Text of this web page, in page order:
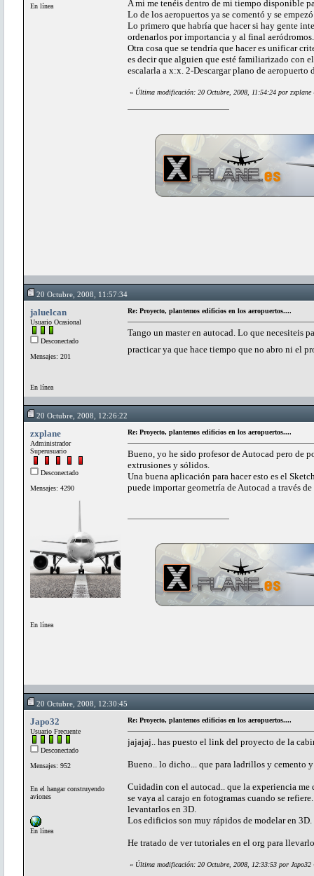
En línea
A mi me tenéis dentro de mi tiempo disponible
Lo de los aeropuertos ya se comentó y se
Lo primero que habría que hacer si hay gente
ordenarlos por importancia y al final aeródromos.
Otra cosa que se tendría que hacer es unificar
es decir que alguien que esté familiarizado con
escalarla a x:x. 2-Descargar plano de aeropuerto
« Última modificación: 20 Octubre, 2008, 11:54:24 por zxplane
20 Octubre, 2008, 11:57:34
jaluelcan
Usuario Ocasional
Desconectado
Mensajes: 201
En línea
Re: Proyecto, plantemos edificios en los aeropuertos....
Tango un master en autocad. Lo que necesiteis
practicar ya que hace tiempo que no abro ni el
20 Octubre, 2008, 12:26:22
zxplane
Administrador
Superusuario
Desconectado
Mensajes: 4290
En línea
Re: Proyecto, plantemos edificios en los aeropuertos....
Bueno, yo he sido profesor de Autocad pero de
extrusiones y sólidos.
Una buena aplicación para hacer esto es el
puede importar geometría de Autocad a través
20 Octubre, 2008, 12:30:45
Japo32
Usuario Frecuente
Desconectado
Mensajes: 952
En el hangar construyendo
aviones
En línea
Re: Proyecto, plantemos edificios en los aeropuertos....
jajajaj.. has puesto el link del proyecto de la
Bueno.. lo dicho... que para ladrillos y cemento
Cuidadin con el autocad.. que la experiencia me
se vaya al carajo en fotogramas cuando se
levantarlos en 3D.
Los edificios son muy rápidos de modelar en 3D.
He tratado de ver tutoriales en el org para
« Última modificación: 20 Octubre, 2008, 12:33:53 por Japo32